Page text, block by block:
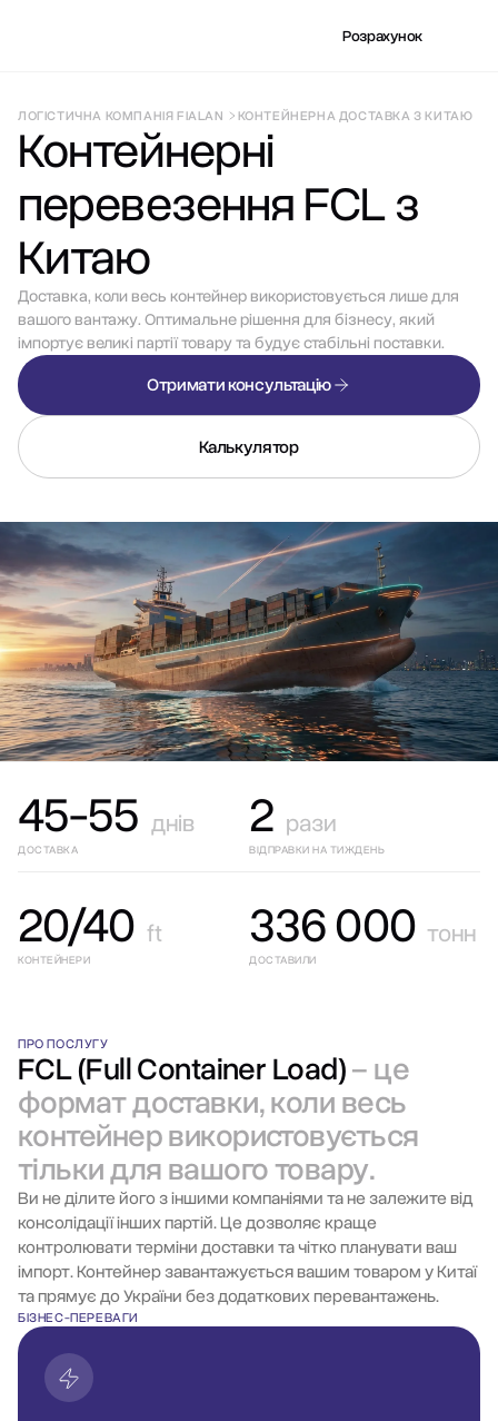
Розрахунок
ЛОГІСТИЧНА КОМПАНІЯ FIALAN КОНТЕЙНЕРНА ДОСТАВКА З КИТАЮ
Контейнерні
перевезення FCL з
Китаю
Доставка, коли весь контейнер використовується лише для
вашого вантажу. Оптимальне рішення для бізнесу, який
імпортує великі партії товару та будує стабільні поставки.
Отримати консультацію
Калькулятор
45-55 днів
ДОСТАВКА
2 рази
ВІДПРАВКИ НА ТИЖДЕНЬ
20/40 ft
КОНТЕЙНЕРИ
336 000 тонн
ДОСТАВИЛИ
ПРО ПОСЛУГУ
FCL (Full Container Load)– це
формат доставки, коли весь
контейнер використовується
тільки для вашого товару.
Ви не ділите його з іншими компаніями та не залежите від
консолідації інших партій. Це дозволяє краще
контролювати терміни доставки та чітко планувати ваш
імпорт. Контейнер завантажується вашим товаром у Китаї
та прямує до України без додаткових перевантажень.
БІЗНЕС-ПЕРЕВАГИ